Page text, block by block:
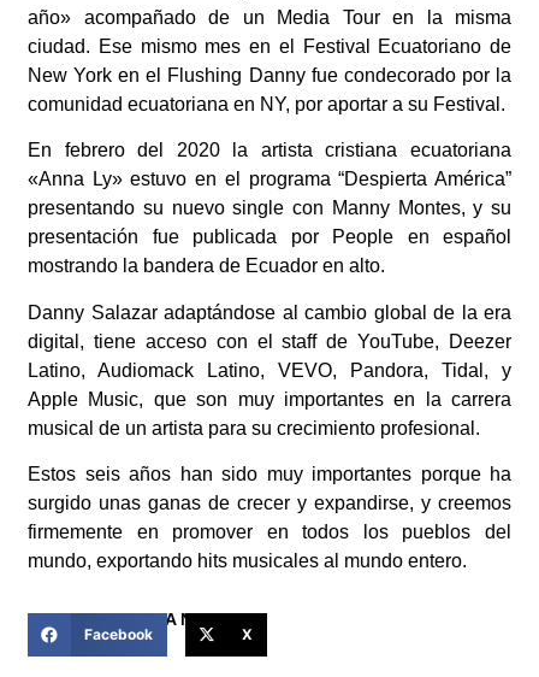
año» acompañado de un Media Tour en la misma
ciudad. Ese mismo mes en el Festival Ecuatoriano de
New York en el Flushing Danny fue condecorado por la
comunidad ecuatoriana en NY, por aportar a su Festival.
En febrero del 2020 la artista cristiana ecuatoriana
«Anna Ly» estuvo en el programa “Despierta América”
presentando su nuevo single con Manny Montes, y su
presentación fue publicada por People en español
mostrando la bandera de Ecuador en alto.
Danny Salazar adaptándose al cambio global de la era
digital, tiene acceso con el staff de YouTube, Deezer
Latino, Audiomack Latino, VEVO, Pandora, Tidal, y
Apple Music, que son muy importantes en la carrera
musical de un artista para su crecimiento profesional.
Estos seis años han sido muy importantes porque ha
surgido unas ganas de crecer y expandirse, y creemos
firmemente en promover en todos los pueblos del
mundo, exportando hits musicales al mundo entero.
COMPARTIR ESTA NOTICIA
Facebook X